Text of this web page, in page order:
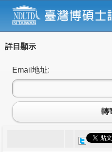
詳目顯示
Email地址:
轉